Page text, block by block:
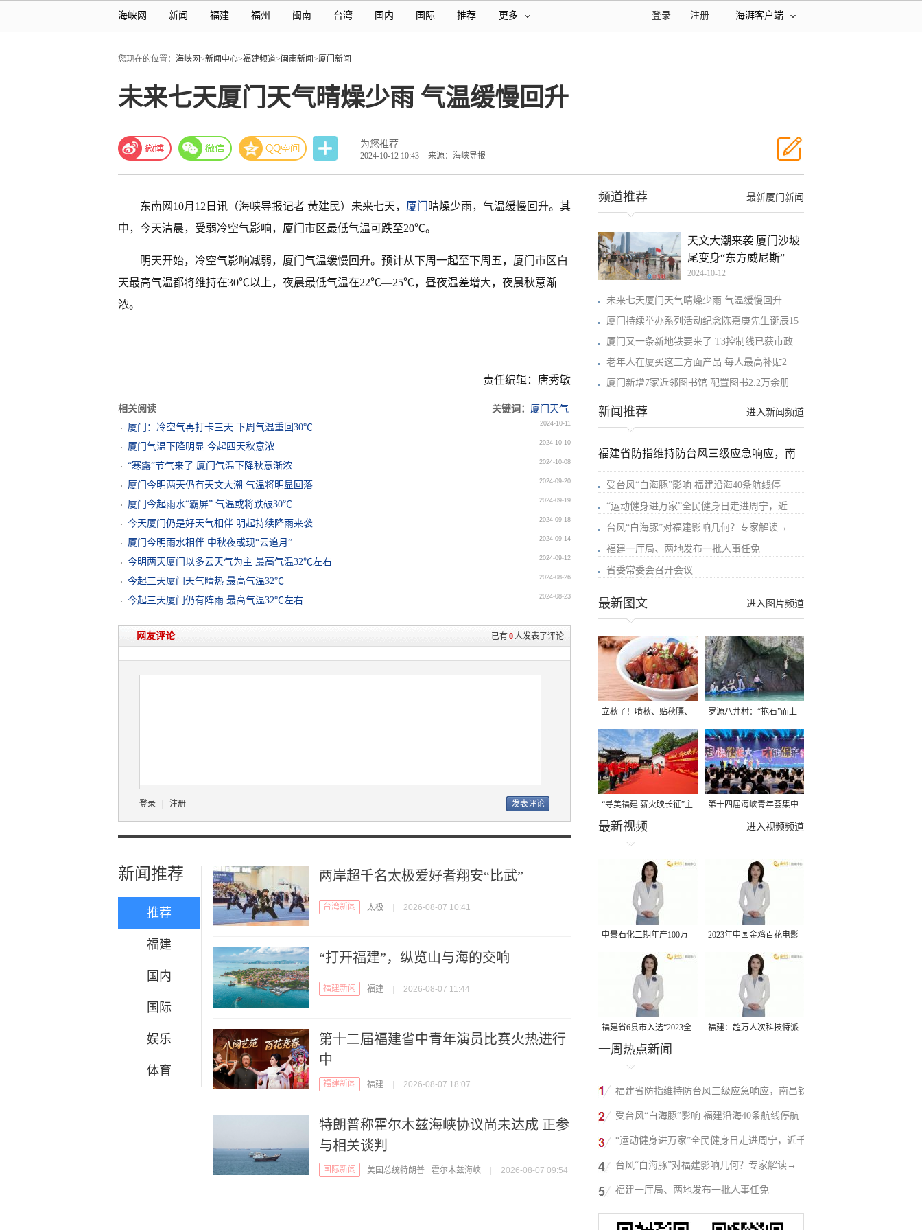
海峡网 新闻 福建 福州 闽南 台湾 国内 国际 推荐 更多 海湃客户端
注册
登录
您现在的位置： 海峡网>新闻中心>福建频道>闽南新闻>厦门新闻
未来七天厦门天气晴燥少雨 气温缓慢回升
为您推荐
2024-10-12 10:43 来源：海峡导报
东南网10月12日讯（海峡导报记者 黄建民）未来七天， 厦门
晴燥少雨，气温缓慢回升。其
中，今天清晨，受弱冷空气影响，厦门市区最低气温可跌至20℃。
明天开始，冷空气影响减弱，厦门气温缓慢回升。预计从下周一起至下周五，厦门市区白
天最高气温都将维持在30℃以上，夜晨最低气温在22℃—25℃，昼夜温差增大，夜晨秋意渐
浓。
责任编辑：唐秀敏
相关阅读 关键词： 厦门天气
厦门：冷空气再打卡三天 下周气温重回30℃
2024-10-11
厦门气温下降明显 今起四天秋意浓 2024-10-10
“寒露”节气来了 厦门气温下降秋意渐浓 2024-10-08
厦门今明两天仍有天文大潮 气温将明显回落 2024-09-20
厦门今起雨水“霸屏” 气温或将跌破30℃ 2024-09-19
今天厦门仍是好天气相伴 明起持续降雨来袭 2024-09-18
厦门今明雨水相伴 中秋夜或现“云追月” 2024-09-14
今明两天厦门以多云天气为主 最高气温32℃左右 2024-09-12
今起三天厦门天气晴热 最高气温32℃ 2024-08-26
今起三天厦门仍有阵雨 最高气温32℃左右 2024-08-23
已有0人发表了评论
网友评论
登录 注册
新闻推荐
推荐
福建
国内
国际
娱乐
体育
两岸超千名太极爱好者翔安“比武”
台湾新闻 太极 2026-08-07 10:41
“打开福建”，纵览山与海的交响
福建新闻 福建 2026-08-07 11:44
第十二届福建省中青年演员比赛火热进行
中
福建新闻 福建 2026-08-07 18:07
特朗普称霍尔木兹海峡协议尚未达成 正参
与相关谈判
国际新闻 美国总统特朗普 霍尔木兹海峡 2026-08-07 09:54
最新厦门新闻
频道推荐
天文大潮来袭 厦门沙坡
尾变身“东方威尼斯”
2024-10-12
未来七天厦门天气晴燥少雨 气温缓慢回升
厦门持续举办系列活动纪念陈嘉庚先生诞辰15
厦门又一条新地铁要来了 T3控制线已获市政
​老年人在厦买这三方面产品 每人最高补贴2
厦门新增7家近邻图书馆 配置图书2.2万余册
进入新闻频道
新闻推荐
福建省防指维持防台风三级应急响应，南
受台风“白海豚”影响 福建沿海40条航线停
“运动健身进万家”全民健身日走进周宁，近
台风“白海豚”对福建影响几何？专家解读→
福建一厅局、两地发布一批人事任免
省委常委会召开会议
进入图片频道
最新图文
立秋了！啃秋、贴秋膘、
晒秋，福建人这样过才够
味→
罗源八井村：“抱石”而上
“寻美福建 薪火映长征”主
题活动在龙岩长汀启动
第十四届海峡青年荟集中
阶段活动在福州举行
进入视频频道
最新视频
中景石化二期年产100万
吨丙烷脱氢项目建成中交
2023年中国金鸡百花电影
节有福电影巡展31日启动
福建省6县市入选“2023全
国县域发展潜力百强县”
福建：超万人次科技特派
一周热点新闻
福建省防指维持防台风三级应急响应，南昌铁
路停运部分旅客列车→
受台风“白海豚”影响 福建沿海40条航线停航
“运动健身进万家”全民健身日走进周宁，近千
人徒步云端
台风“白海豚”对福建影响几何？专家解读→
福建一厅局、两地发布一批人事任免